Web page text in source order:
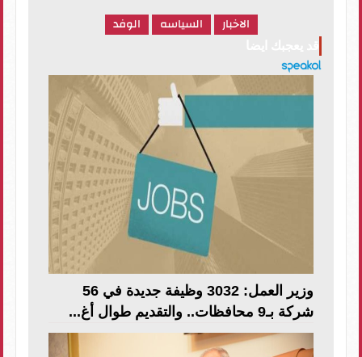
الاخبار السياسه الوفد
وزير العمل: 3032 وظيفة جديدة في 56
شركة بـ9 محافظات.. والتقديم طوال أغ...